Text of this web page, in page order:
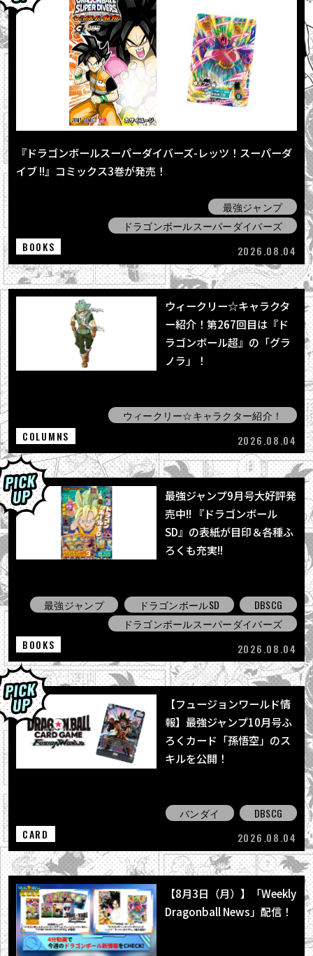
『ドラゴンボールスーパーダイバーズ-レッツ！スーパーダ
イブ !!』コミックス3巻が発売！
最強ジャンプ
ドラゴンボールスーパーダイバーズ
BOOKS
2026.08.04
ウィークリー☆キャラクタ
ー紹介！第267回目は『ド
ラゴンボール超』の「グラ
ノラ」！
ウィークリー☆キャラクター紹介！
COLUMNS
2026.08.04
最強ジャンプ9月号大好評発
売中!! 『ドラゴンボール
SD』の表紙が目印＆各種ふ
ろくも充実!!
最強ジャンプ ドラゴンボールSD
DBSCG
ドラゴンボールスーパーダイバーズ
BOOKS
2026.08.04
【フュージョンワールド情
報】最強ジャンプ10月号ふ
ろくカード「孫悟空」のス
キルを公開！
バンダイ
DBSCG
CARD
2026.08.04
【8月3日（月）】「Weekly
Dragonball News」配信！